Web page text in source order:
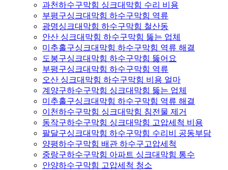
과천하수구막힘 싱크대막힘 수리 비용
부평구싱크대막힘 하수구막힘 역류
광명싱크대막힘 하수구막힘 철산동
안산 싱크대막힘 하수구막힘 뚫는 업체
미추홀구싱크대막힘 하수구막힘 역류 해결
도봉구싱크대막힘 하수구막힘 뚫어요
부평구싱크대막힘 하수구막힘 역류
오산 싱크대막힘 하수구막힘 비용 얼마
계양구하수구막힘 싱크대막힘 뚫는 업체
미추홀구싱크대막힘 하수구막힘 역류 해결
이천하수구막힘 싱크대막힘 침전물 제거
동작구하수구막힘 싱크대막힘 고압세척 비용
팔달구싱크대막힘 하수구막힘 수리비 공동부담
양평하수구막힘 배관 하수구고압세척
중랑구하수구막힘 아파트 싱크대막힘 통수
안양하수구막힘 고압세척 청소